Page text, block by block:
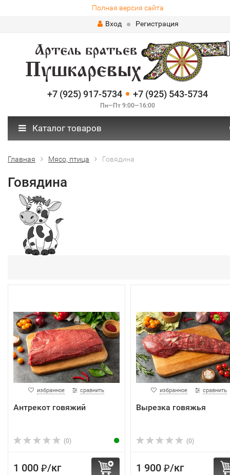
Полная версия сайта
Вход
Регистрация
+7 (925) 917-5734 +7 (925) 543-5734
Пн—Пт 9:00—16:00
Каталог товаров
Главная Мясо, птица Говядина
Говядина
избранное сравнить
Антрекот говяжий
(0)
1 000 ₽/кг
избранное сравнить
Вырезка говяжья
(0)
1 900 ₽/кг